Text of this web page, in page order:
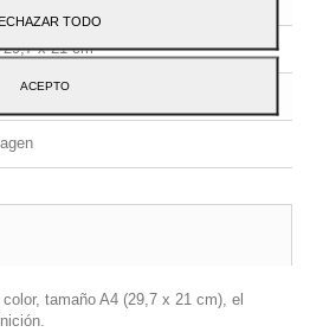
29,7 x 21 cm
y francés
tamaño A4 (29,7 x 21 cm), el
TODO
ACEPTO